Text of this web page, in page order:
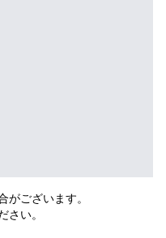
ございます。
さい。